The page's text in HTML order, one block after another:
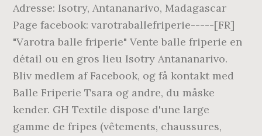
Adresse: Isotry, Antananarivo, Madagascar
Page facebook: varotraballefriperie-----[FR]
"Varotra balle friperie" Vente balle friperie en
détail ou en gros lieu Isotry Antananarivo.
Bliv medlem af Facebook, og få kontakt med
Balle Friperie Tsara og andre, du måske
kender. GH Textile dispose d'une large
gamme de fripes (vêtements, chaussures,